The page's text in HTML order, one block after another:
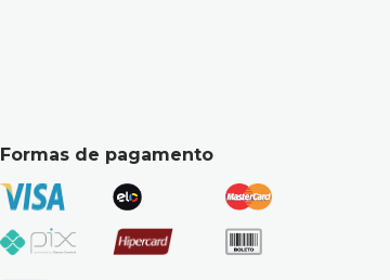
Formas de pagamento